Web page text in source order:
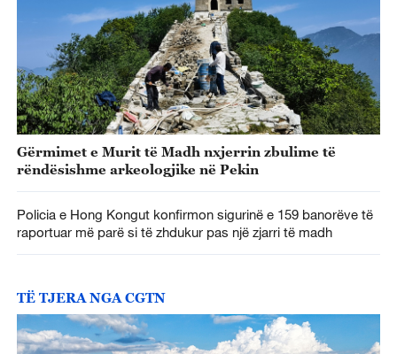
Gërmimet e Murit të Madh nxjerrin zbulime të
rëndësishme arkeologjike në Pekin
Policia e Hong Kongut konfirmon sigurinë e 159 banorëve të
raportuar më parë si të zhdukur pas një zjarri të madh
TË TJERA NGA CGTN